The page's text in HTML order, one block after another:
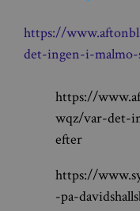
https://
det-ingen-i-
https://
wqz/var-det-
efter
https://
-pa-